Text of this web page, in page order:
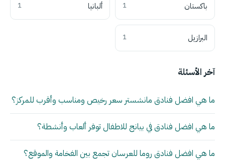
باكستان 1 ألبانيا 1
البرازيل 1
آخر الأسئلة
ما هي افضل فنادق مانشستر سعر رخيص ومناسب وأقرب للمركز؟
ما هي افضل فنادق في بيانج للاطفال توفر ألعاب وأنشطة؟
ما هي افضل فنادق روما للعرسان تجمع بين الفخامة والموقع؟